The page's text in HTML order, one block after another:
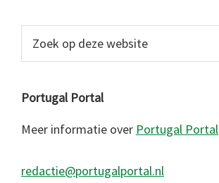
website
Portugal Portal
Meer informatie over Portugal Portal
redactie@portugalportal.nl